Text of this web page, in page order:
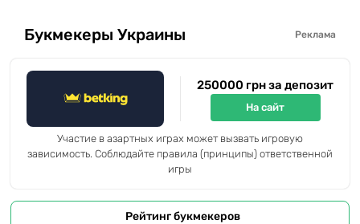
Букмекеры Украины Реклама
250000 грн за депозит
На сайт
Участие в азартных играх может вызвать игровую
зависимость. Соблюдайте правила (принципы) ответственной
игры
Рейтинг букмекеров